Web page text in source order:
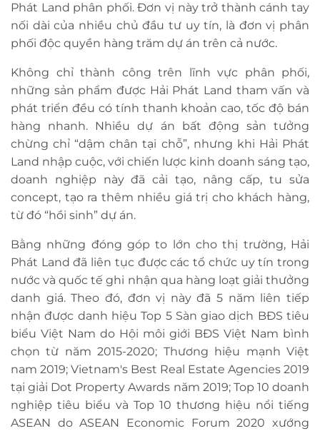
Phát Land phân phối. Đơn vị này trở thành cánh tay
nối dài của nhiều chủ đầu tư uy tín, là đơn vị phân
phối độc quyền hàng trăm dự án trên cả nước.
Không chỉ thành công trên lĩnh vực phân phối,
những sản phẩm được Hải Phát Land tham vấn và
phát triển đều có tính thanh khoản cao, tốc độ bán
hàng nhanh. Nhiều dự án bất động sản tưởng
chừng chỉ “dậm chân tại chỗ”, nhưng khi Hải Phát
Land nhập cuộc, với chiến lược kinh doanh sáng tạo,
doanh nghiệp này đã cải tạo, nâng cấp, tu sửa
concept, tạo ra thêm nhiều giá trị cho khách hàng,
từ đó “hồi sinh” dự án.
Bằng những đóng góp to lớn cho thị trường, Hải
Phát Land đã liên tục được các tổ chức uy tín trong
nước và quốc tế ghi nhận qua hàng loạt giải thưởng
danh giá. Theo đó, đơn vị này đã 5 năm liên tiếp
nhận được danh hiệu Top 5 Sàn giao dịch BĐS tiêu
biểu Việt Nam do Hội môi giới BĐS Việt Nam bình
chọn từ năm 2015-2020; Thương hiệu mạnh Việt
nam 2019; Vietnam's Best Real Estate Agencies 2019
tại giải Dot Property Awards năm 2019; Top 10 doanh
nghiệp tiêu biểu và Top 10 thương hiệu nổi tiếng
ASEAN do ASEAN Economic Forum 2020 xướng